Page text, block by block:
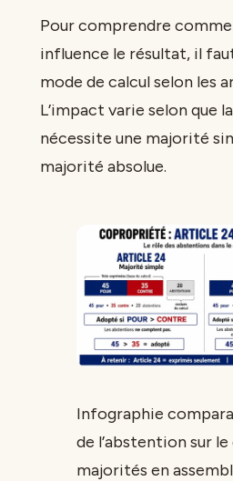
Pour comprendre
influence le résultat, il
mode de calcul selon les
L’impact varie selon que
nécessite une majorité
majorité absolue.
Infographie
de l’abstention sur le
majorités en